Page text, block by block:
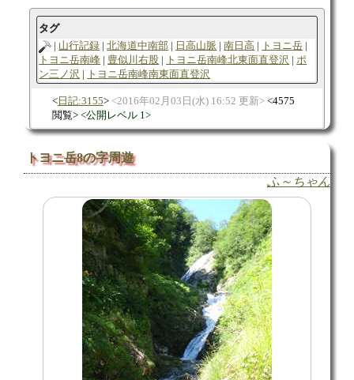
タグ
山行記録
北海道中南部 日高山脈 南日高
トヨニ岳
トヨニ岳南峰
豊似川右股 トヨニ岳南峰北東面直登沢
ポ
ン三ノ沢
トヨニ岳南峰南東面直登沢
日記:3155 2016年02月03日(水) 16:52 更新
4575
閲覧
公開レベル 1
トヨニ岳8の字周遊
ふ～ちゃん